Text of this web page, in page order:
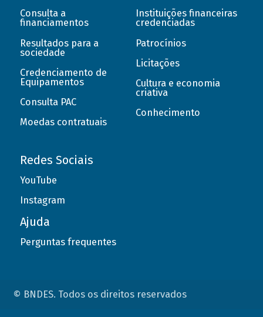
Consulta a
financiamentos
Resultados para a
sociedade
Credenciamento de
Equipamentos
Consulta PAC
Moedas contratuais
Instituições financeiras
credenciadas
Patrocínios
Licitações
Cultura e economia
criativa
Conhecimento
Redes Sociais
YouTube
Instagram
Ajuda
Perguntas frequentes
© BNDES. Todos os direitos reservados